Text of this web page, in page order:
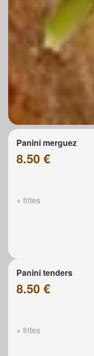
Panini merguez
8.50 €
+ frites
Panini tenders
8.50 €
+ frites